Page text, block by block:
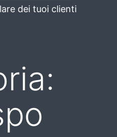
dei tuoi clienti